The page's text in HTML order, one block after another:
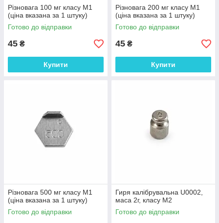
Різновага 100 мг класу М1
(ціна вказана за 1 штуку)
Готово до відправки
45 ₴
Купити
Різновага 200 мг класу М1
(ціна вказана за 1 штуку)
Готово до відправки
45 ₴
Купити
Різновага 500 мг класу М1
(ціна вказана за 1 штуку)
Готово до відправки
Гиря калібрувальна U0002,
маса 2г, класу М2
Готово до відправки